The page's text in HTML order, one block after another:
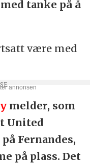
tanke på å
være med
melder, som
United
Fernandes,
på plass. Det